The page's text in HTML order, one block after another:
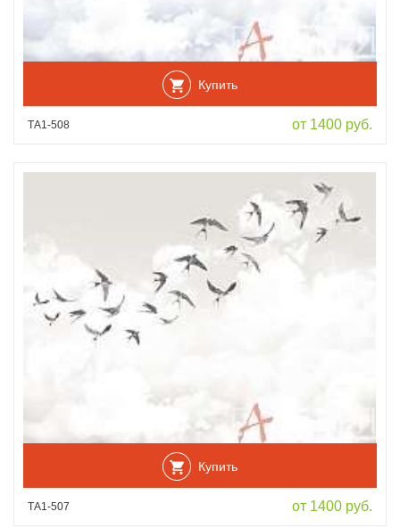
Купить
ТА1-508 от 1400 руб.
Купить
ТА1-507 от 1400 руб.